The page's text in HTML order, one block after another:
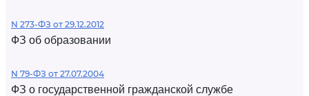
N 273-ФЗ от 29.12.2012
ФЗ об образовании
N 79-ФЗ от 27.07.2004
ФЗ о государственной гражданской службе